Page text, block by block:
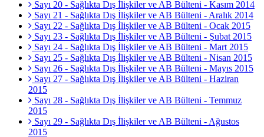
Sayı 20 - Sağlıkta Dış İlişkiler ve AB Bülteni - Kasım 2014
Sayı 21 - Sağlıkta Dış İlişkiler ve AB Bülteni - Aralık 2014
Sayı 22 - Sağlıkta Dış İlişkiler ve AB Bülteni - Ocak 2015
Sayı 23 - Sağlıkta Dış İlişkiler ve AB Bülteni - Şubat 2015
Sayı 24 - Sağlıkta Dış İlişkiler ve AB Bülteni - Mart 2015
Sayı 25 - Sağlıkta Dış İlişkiler ve AB Bülteni - Nisan 2015
Sayı 26 - Sağlıkta Dış İlişkiler ve AB Bülteni - Mayıs 2015
Sayı 27 - Sağlıkta Dış İlişkiler ve AB Bülteni - Haziran
2015
Sayı 28 - Sağlıkta Dış İlişkiler ve AB Bülteni - Temmuz
2015
Sayı 29 - Sağlıkta Dış İlişkiler ve AB Bülteni - Ağustos
2015